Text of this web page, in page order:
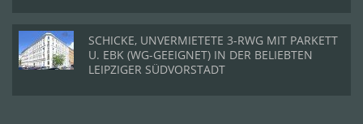
SCHICKE, UNVERMIETETE 3-RWG MIT PARKETT
U. EBK (WG-GEEIGNET) IN DER BELIEBTEN
LEIPZIGER SÜDVORSTADT